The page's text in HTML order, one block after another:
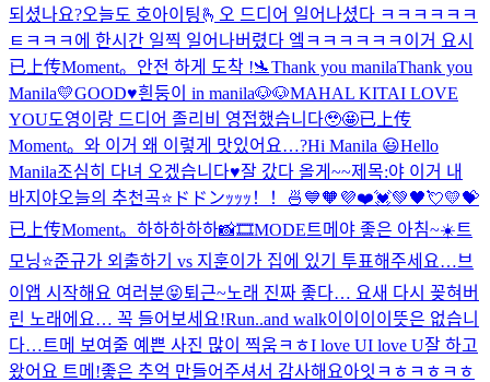
되셨나요?오늘도 호아이팅🫰 오 드디어 일어나셨다 ㅋㅋㅋㅋㅋㅋ
ㅌㅋㅋㅋ 에 한시간 일찍 일어나버렸다 엨ㅋㅋㅋㅋㅋㅋ이거 요시
已上传Moment。 안전 하게 도착 !🛬Thank you manilaThank you
Manila💛GOOD♥️흰둥이 in manila🐶🐶MAHAL KITAI LOVE
YOU도영이랑 드디어 졸리비 영접했습니다🥹🤩已上传
Moment。 와 이거 왜 이렇게 맛있어요…?Hi Manila 😃Hello
Manila조심히 다녀 오겠습니다♥️잘 갔다 올게~~제목:야 이거 내
바지야오늘의 추천곡⭐️ ドドンｯｯｯ！！🍜 💙🧡💜❤️💓💚🖤💘💛💝
已上传Moment。 하하하하하📸🎞MODE트메야 좋은 아침~☀️트
모닝⭐️준규가 외출하기 vs 지훈이가 집에 있기 투표해주세요…브
이앱 시작해요 여러분😝퇴근~노래 진짜 좋다… 요새 다시 꽂혀버
린 노래에요… 꼭 들어보세요!Run..and walk이이이이뜻은 없습니
다…트메 보여줄 예쁜 사진 많이 찍움ㅋㅎI love UI love U잘 하고
왔어요 트메!좋은 추억 만들어주셔서 감사해요아잇ㅋㅎㅋㅎㅋㅎ